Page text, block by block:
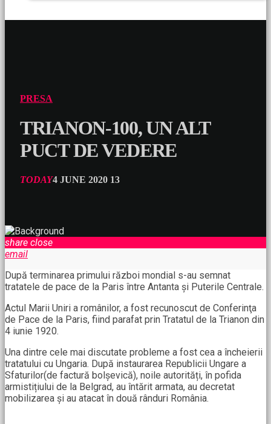
PRESA
TRIANON-100, UN ALT
PUCT DE VEDERE
TODAY4 JUNE 2020 13
share close
email
După terminarea primului război mondial s-au semnat
tratatele de pace de la Paris între Antanta și Puterile Centrale.
Actul Marii Uniri a românilor, a fost recunoscut de Conferinţa
de Pace de la Paris, fiind parafat prin Tratatul de la Trianon din
4 iunie 1920.
Una dintre cele mai discutate probleme a fost cea a încheierii
tratatului cu Ungaria. După instaurarea Republicii Ungare a
Sfaturilor(de factură bolșevică), noile autorități, în pofida
armistițiului de la Belgrad, au întărit armata, au decretat
mobilizarea și au atacat în două rânduri România.